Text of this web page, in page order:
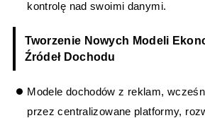
kontrolę nad swoimi danymi.
Tworzenie Nowych Modeli
Źródeł Dochodu
Modele dochodów z reklam,
przez centralizowane platformy,